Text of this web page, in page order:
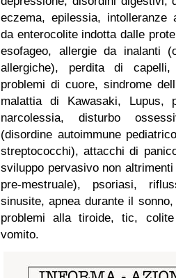
eczema, epilessia, intolleranze
da enterocolite indotta dalle
esofageo, allergie da inalanti
allergiche), perdita di
problemi di cuore, sindrome
malattia di Kawasaki, Lupus,
narcolessia, disturbo
(disordine autoimmune
streptococchi), attacchi di
sviluppo pervasivo non
pre-mestruale), psoriasi,
sinusite, apnea durante il
problemi alla tiroide, tic,
vomito.